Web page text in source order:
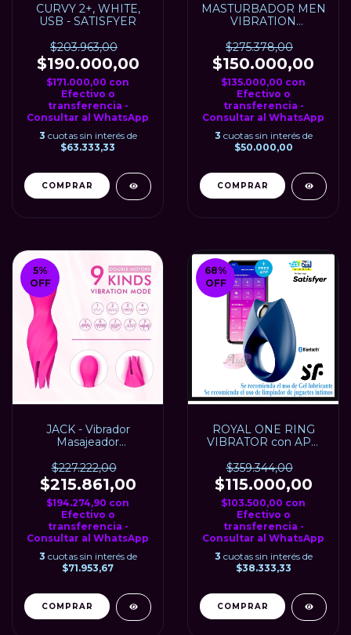
CURVY 2+, WHITE,
USB - SATISFYER
$203.963,00
$190.000,00
$171.000,00 con
Efectivo o
transferencia -
Consultar al WhatsApp
3 cuotas sin interés de
$63.333,33
MASTURBADOR MEN
VIBRATION
$275.378,00
$150.000,00
$135.000,00 con
Efectivo o
transferencia -
Consultar al WhatsApp
3 cuotas sin interés de
$50.000,00
5%
OFF
JACK - Vibrador
Masajeador
HANDE
$227.222,00
$215.861,00
$194.274,90 con
Efectivo o
transferencia -
Consultar al WhatsApp
3 cuotas sin interés de
$71.953,67
68%
OFF
ROYAL ONE RING
VIBRATOR con APP
SATISFYER, USB
$359.344,00
$115.000,00
$103.500,00 con
Efectivo o
transferencia -
Consultar al WhatsApp
3 cuotas sin interés de
$38.333,33